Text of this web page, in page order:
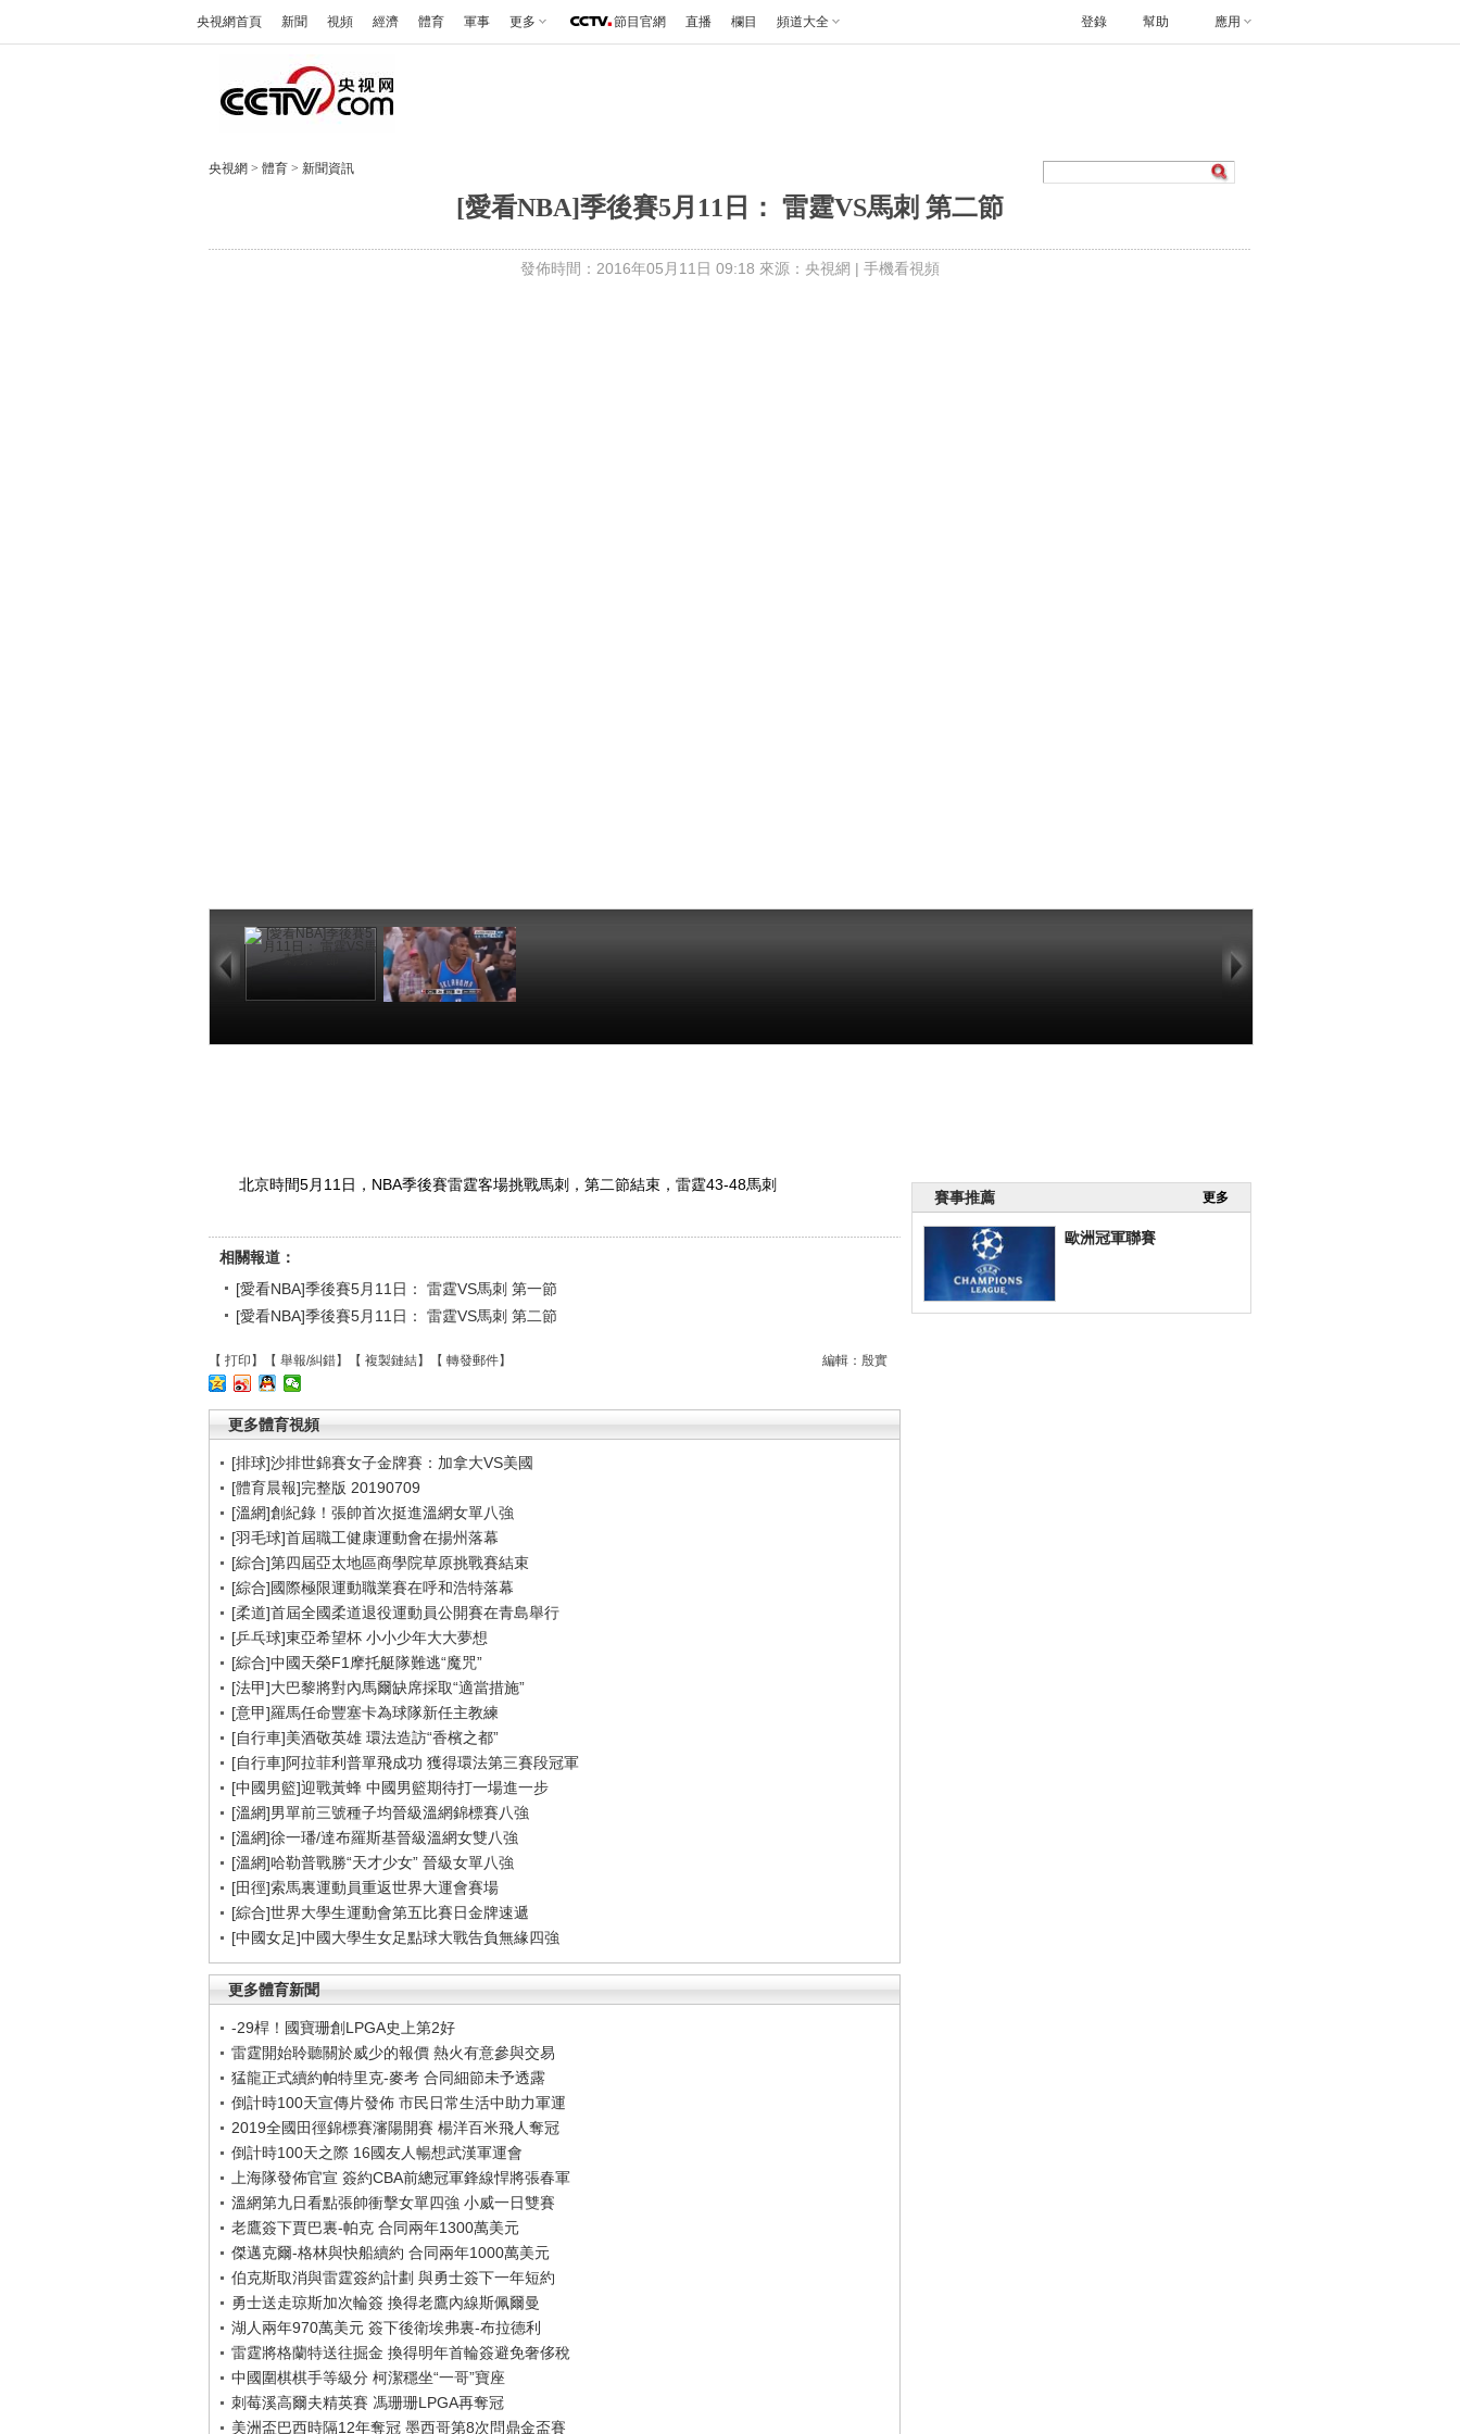
央視網首頁 新聞 視頻 經濟 體育 軍事 更多 節目官網 直播 欄目 頻道大全 幫助 應用
登錄
央視網 > 體育 > 新聞資訊
[愛看NBA]季後賽5月11日： 雷霆VS馬刺 第二節
發佈時間：2016年05月11日 09:18 來源：央視網 | 手機看視頻
VS馬刺 第一節
VS馬刺 第二節
賽事推薦 更多
歐洲冠軍聯賽
北京時間5月11日，NBA季後賽雷霆客場挑戰馬刺，第二節結束，雷霆43-48馬刺
相關報道：
[愛看NBA]季後賽5月11日： 雷霆VS馬刺 第一節
[愛看NBA]季後賽5月11日： 雷霆VS馬刺 第二節
編輯：殷實
【 打印 】【 舉報/糾錯】【 複製鏈結】【 轉發郵件】
更多體育視頻
[排球]沙排世錦賽女子金牌賽：加拿大VS美國
[體育晨報]完整版 20190709
[溫網]創紀錄！張帥首次挺進溫網女單八強
[羽毛球]首屆職工健康運動會在揚州落幕
[綜合]第四屆亞太地區商學院草原挑戰賽結束
[綜合]國際極限運動職業賽在呼和浩特落幕
[柔道]首屆全國柔道退役運動員公開賽在青島舉行
[乒乓球]東亞希望杯 小小少年大大夢想
[綜合]中國天榮F1摩托艇隊難逃“魔咒”
[法甲]大巴黎將對內馬爾缺席採取“適當措施”
[意甲]羅馬任命豐塞卡為球隊新任主教練
[自行車]美酒敬英雄 環法造訪“香檳之都”
[自行車]阿拉菲利普單飛成功 獲得環法第三賽段冠軍
[中國男籃]迎戰黃蜂 中國男籃期待打一場進一步
[溫網]男單前三號種子均晉級溫網錦標賽八強
[溫網]徐一璠/達布羅斯基晉級溫網女雙八強
[溫網]哈勒普戰勝“天才少女” 晉級女單八強
[田徑]索馬裏運動員重返世界大運會賽場
[綜合]世界大學生運動會第五比賽日金牌速遞
[中國女足]中國大學生女足點球大戰告負無緣四強
更多體育新聞
-29桿！國寶珊創LPGA史上第2好
雷霆開始聆聽關於威少的報價 熱火有意參與交易
猛龍正式續約帕特里克-麥考 合同細節未予透露
倒計時100天宣傳片發佈 市民日常生活中助力軍運
2019全國田徑錦標賽瀋陽開賽 楊洋百米飛人奪冠
倒計時100天之際 16國友人暢想武漢軍運會
上海隊發佈官宣 簽約CBA前總冠軍鋒線悍將張春軍
溫網第九日看點張帥衝擊女單四強 小威一日雙賽
老鷹簽下賈巴裏-帕克 合同兩年1300萬美元
傑邁克爾-格林與快船續約 合同兩年1000萬美元
伯克斯取消與雷霆簽約計劃 與勇士簽下一年短約
勇士送走琼斯加次輪簽 換得老鷹內線斯佩爾曼
湖人兩年970萬美元 簽下後衛埃弗裏-布拉德利
雷霆將格蘭特送往掘金 換得明年首輪簽避免奢侈稅
中國圍棋棋手等級分 柯潔穩坐“一哥”寶座
刺莓溪高爾夫精英賽 馮珊珊LPGA再奪冠
美洲盃巴西時隔12年奪冠 墨西哥第8次問鼎金盃賽